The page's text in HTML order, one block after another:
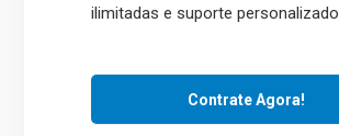
ilimitadas e suporte personalizado
Contrate Agora!